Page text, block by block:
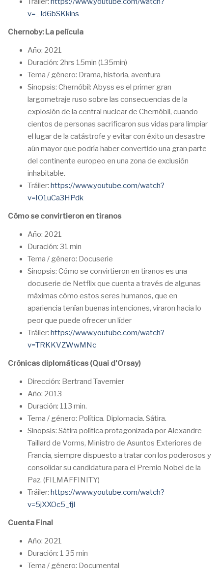
v=_Jd6bSKkins
Chernoby: La película
Año: 2021
Duración: 2hrs 15min (135min)
Tema / género: Drama, historia, aventura
Sinopsis: Chernóbil: Abyss es el primer gran
largometraje ruso sobre las consecuencias de la
explosión de la central nuclear de Chernóbil, cuando
cientos de personas sacrificaron sus vidas para limpiar
el lugar de la catástrofe y evitar con éxito un desastre
aún mayor que podría haber convertido una gran parte
del continente europeo en una zona de exclusión
inhabitable.
Tráiler: https://www.youtube.com/watch?
v=IO1uCa3HPdk
Cómo se convirtieron en tiranos
Año: 2021
Duración: 31 min
Tema / género: Docuserie
Sinopsis: Cómo se convirtieron en tiranos es una
docuserie de Netflix que cuenta a través de algunas
máximas cómo estos seres humanos, que en
apariencia tenían buenas intenciones, viraron hacia lo
peor que puede ofrecer un líder
Tráiler: https://www.youtube.com/watch?
v=TRKKVZWwMNc
Crónicas diplomáticas (Quai d'Orsay)
Dirección: Bertrand Tavernier
Año: 2013
Duración: 113 min.
Tema / género: Política. Diplomacia. Sátira.
Sinopsis: Sátira política protagonizada por Alexandre
Taillard de Vorms, Ministro de Asuntos Exteriores de
Francia, siempre dispuesto a tratar con los poderosos y
consolidar su candidatura para el Premio Nobel de la
Paz. (FILMAFFINITY)
Tráiler: https://www.youtube.com/watch?
v=5jXXOc5_fjI
Cuenta Final
Año: 2021
Duración: 1 35 min
Tema / género: Documental